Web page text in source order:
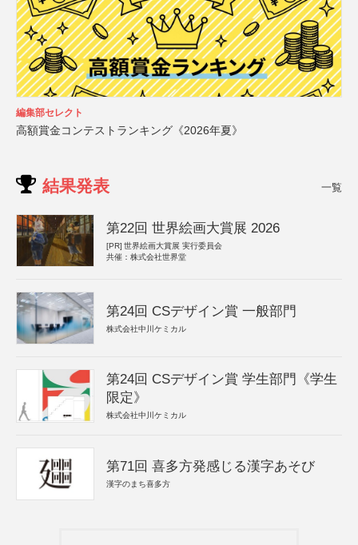
編集部セレクト
高額賞金コンテストランキング《2026年夏》
結果発表 一覧
第22回 世界絵画大賞展 2026
[PR] 世界絵画大賞展 実行委員会
共催：株式会社世界堂
第24回 CSデザイン賞 一般部門
株式会社中川ケミカル
第24回 CSデザイン賞 学生部門《学生
限定》
株式会社中川ケミカル
第71回 喜多方発感じる漢字あそび
漢字のまち喜多方